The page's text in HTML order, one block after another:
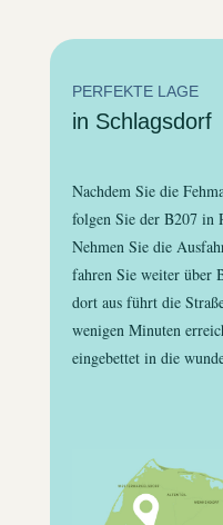
PERFEKTE LAGE
in Schlagsdorf
Nachdem Sie die
folgen Sie der B207 in
Nehmen Sie die
fahren Sie weiter über
dort aus führt die
wenigen Minuten
eingebettet in die